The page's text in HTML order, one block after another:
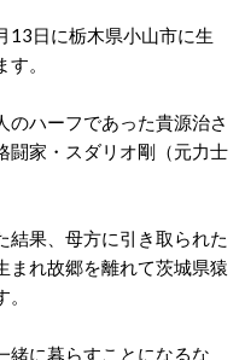
13日に栃木県小山市に生
。
のハーフであった貴源治さ
闘家・スダリオ剛（元力士
結果、母方に引き取られた
まれ故郷を離れて茨城県猿
緒に暮らすことになるな